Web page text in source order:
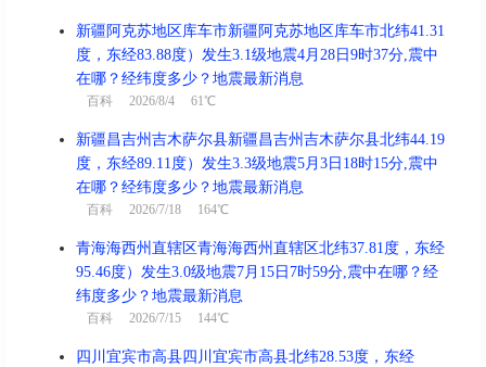
新疆阿克苏地区库车市新疆阿克苏地区库车市北纬41.31
度，东经83.88度）发生3.1级地震4月28日9时37分,震中
在哪？经纬度多少？地震最新消息
百科 2026/8/4 61℃
新疆昌吉州吉木萨尔县新疆昌吉州吉木萨尔县北纬44.19
度，东经89.11度）发生3.3级地震5月3日18时15分,震中
在哪？经纬度多少？地震最新消息
百科 2026/7/18 164℃
青海海西州直辖区青海海西州直辖区北纬37.81度，东经
95.46度）发生3.0级地震7月15日7时59分,震中在哪？经
纬度多少？地震最新消息
百科 2026/7/15 144℃
四川宜宾市高县四川宜宾市高县北纬28.53度，东经